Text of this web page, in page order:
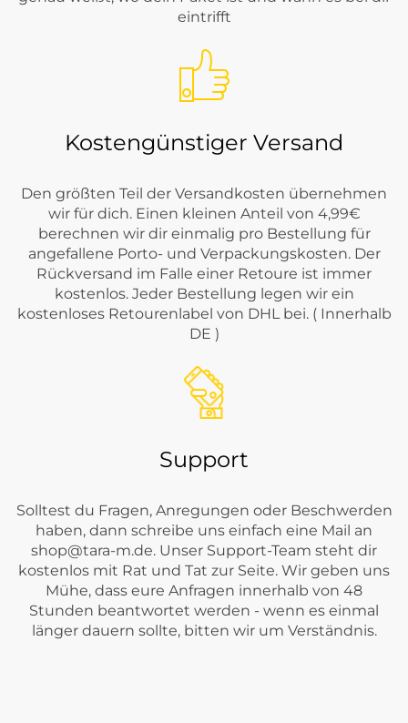
eintrifft
Kostengünstiger Versand
Den größten Teil der Versandkosten übernehmen
wir für dich. Einen kleinen Anteil von 4,99€
berechnen wir dir einmalig pro Bestellung für
angefallene Porto- und Verpackungskosten. Der
Rückversand im Falle einer Retoure ist immer
kostenlos. Jeder Bestellung legen wir ein
kostenloses Retourenlabel von DHL bei. ( Innerhalb
DE )
Support
Solltest du Fragen, Anregungen oder Beschwerden
haben, dann schreibe uns einfach eine Mail an
shop@tara-m.de. Unser Support-Team steht dir
kostenlos mit Rat und Tat zur Seite. Wir geben uns
Mühe, dass eure Anfragen innerhalb von 48
Stunden beantwortet werden - wenn es einmal
länger dauern sollte, bitten wir um Verständnis.